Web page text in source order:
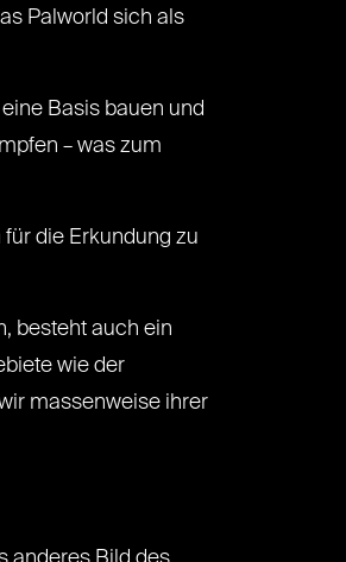
Palworld sich als
Basis bauen und
– was zum
die Erkundung zu
besteht auch ein
wie der
massenweise ihrer